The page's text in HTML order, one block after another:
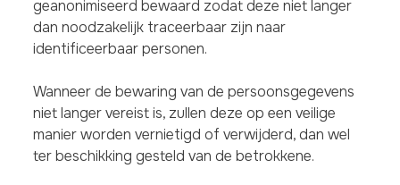
geanonimiseerd bewaard zodat deze niet langer
dan noodzakelijk traceerbaar zijn naar
identificeerbaar personen.
Wanneer de bewaring van de persoonsgegevens
niet langer vereist is, zullen deze op een veilige
manier worden vernietigd of verwijderd, dan wel
ter beschikking gesteld van de betrokkene.